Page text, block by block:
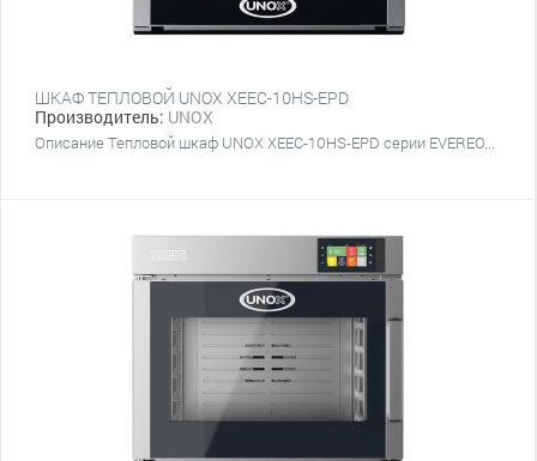
ШКАФ ТЕПЛОВОЙ UNOX XEEC-10HS-EPD
Производитель: UNOX
Описание Тепловой шкаф UNOX XEEC-10HS-EPD серии EVEREO...